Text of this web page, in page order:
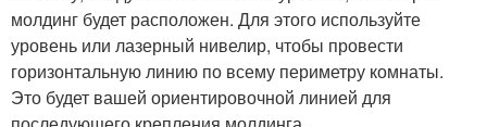
молдинг будет расположен. Для этого используйте
уровень или лазерный нивелир, чтобы провести
горизонтальную линию по всему периметру комнаты.
Это будет вашей ориентировочной линией для